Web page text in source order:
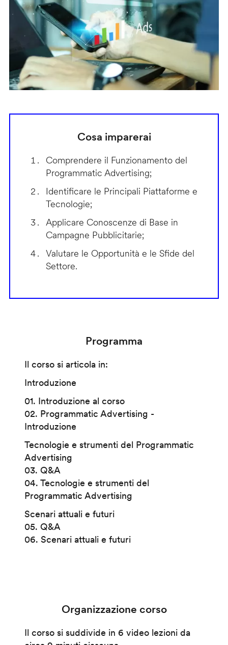
Cosa imparerai
Comprendere il Funzionamento del
Programmatic Advertising;
Identificare le Principali Piattaforme e
Tecnologie;
Applicare Conoscenze di Base in
Campagne Pubblicitarie;
Valutare le Opportunità e le Sfide del
Settore.
Programma
Il corso si articola in:
Introduzione
01. Introduzione al corso
02. Programmatic Advertising -
Introduzione
Tecnologie e strumenti del Programmatic
Advertising
03. Q&A
04. Tecnologie e strumenti del
Programmatic Advertising
Scenari attuali e futuri
05. Q&A
06. Scenari attuali e futuri
Organizzazione corso
Il corso si suddivide in 6 video lezioni da